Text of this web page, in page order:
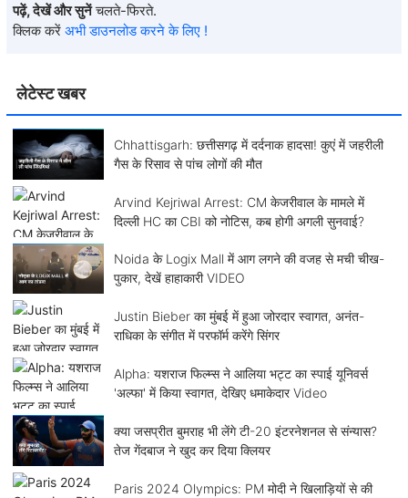
लेटेस्ट खबर
Chhattisgarh: छत्तीसगढ़ में दर्दनाक हादसा! कुएं में जहरीली
गैस के रिसाव से पांच लोगों की मौत
Arvind Kejriwal Arrest: CM केजरीवाल के मामले में
दिल्ली HC का CBI को नोटिस, कब होगी अगली सुनवाई?
Noida के Logix Mall में आग लगने की वजह से मची चीख-
पुकार, देखें हाहाकारी VIDEO
Justin Bieber का मुंबई में हुआ जोरदार स्वागत, अनंत-
राधिका के संगीत में परफॉर्म करेंगे सिंगर
Alpha: यशराज फिल्म्स ने आलिया भट्ट का स्पाई यूनिवर्स
'अल्फा' में किया स्वागत, देखिए धमाकेदार Video
क्या जसप्रीत बुमराह भी लेंगे टी-20 इंटरनेशनल से संन्यास?
तेज गेंदबाज ने खुद कर दिया क्लियर
Paris 2024 Olympics: PM मोदी ने खिलाड़ियों से की
पढ़ें, देखें और सुनें चलते-फिरते.
क्लिक करें अभी डाउनलोड करने के लिए !